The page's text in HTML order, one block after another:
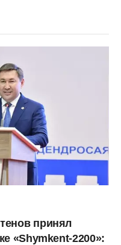
принял
«Shymkent-2200»: